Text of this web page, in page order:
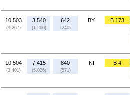
10.503
(9.267)
3.540
(1.260)
642
(240)
BY B 173
10.504
(3.401)
7.415
(5.026)
840
(571)
NI B 4